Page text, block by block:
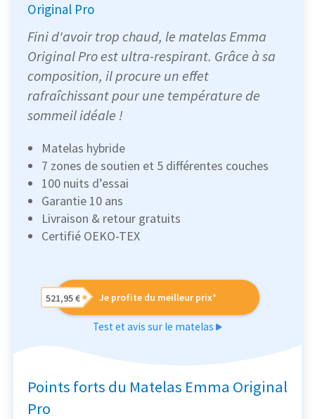
Original Pro
Fini d'avoir trop chaud, le matelas Emma
Original Pro est ultra-respirant. Grâce à sa
composition, il procure un effet
rafraîchissant pour une température de
sommeil idéale !
Matelas hybride
7 zones de soutien et 5 différentes couches
100 nuits d’essai
Garantie 10 ans
Livraison & retour gratuits
Certifié OEKO-TEX
Je profite du meilleur prix*
521,95 €
Test et avis sur le matelas
Points forts du Matelas Emma Original
Pro